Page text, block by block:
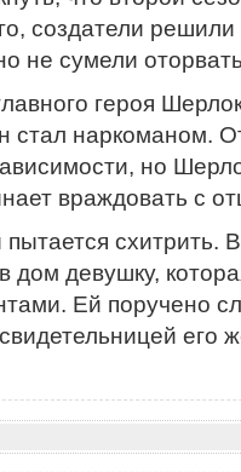
создатели решили
не сумели
героя
стал наркоманом.
но
враждовать с
схитрить. В
дом девушку,
Ей поручено
его